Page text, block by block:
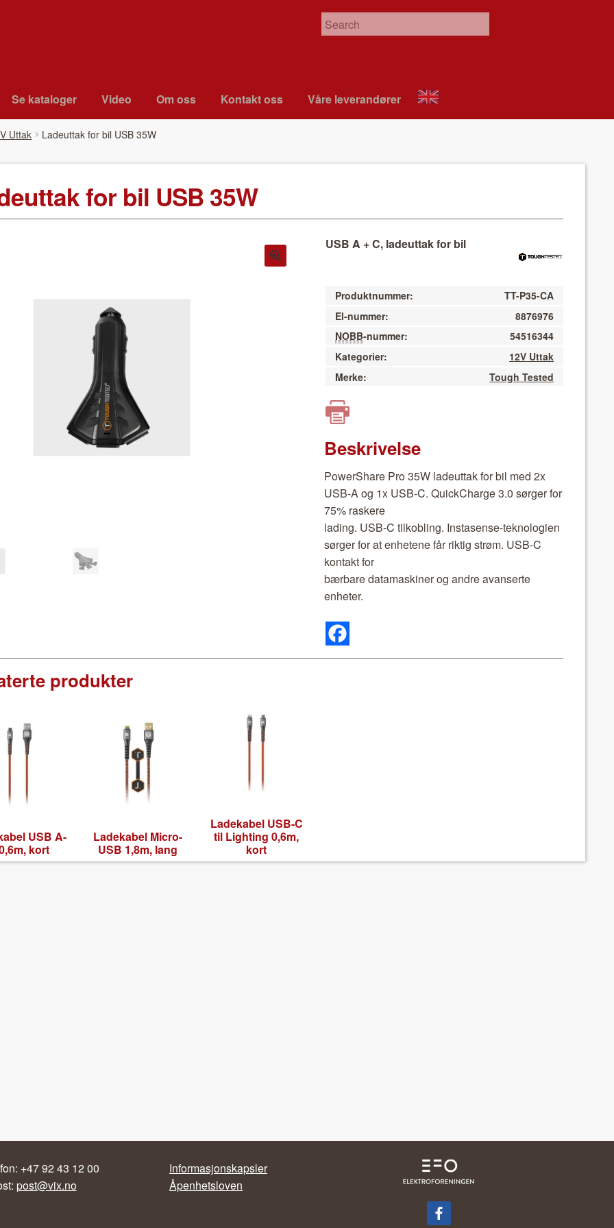
Se kat­a­loger Video Om oss Kon­takt oss Våre leverandør­er
About
VIX
Uttak Ladeut­tak for bil USB 35W
for bil USB 35W
USB A + C, ladeuttak for bil
Produktnummer:
TT-P35-CA
El-nummer:
8876976
NOBB-nummer:
54516344
Kategorier:
12V Uttak
Merke:
Tough Tested
Beskrivelse
Pow­er­Share Pro 35W ladeut­tak for bil med 2x
USB-A og 1x USB-C. QuickCharge 3.0 sørg­er for
75% raskere
lad­ing. USB-C tilkobling. Instasense-teknolo­gien
sørg­er for at enhetene får rik­tig strøm. USB-C
kon­takt for
bær­bare data­mask­in­er og andre avanserte
enheter.
produkter
USB A-
kort
Ladek­a­bel Micro-
USB 1,8m, lang
Ladek­a­bel USB-C
til Light­ing 0,6m,
kort
+47 92 43 12 00
post@vix.no
Informasjonskapsler
Åpenhetsloven